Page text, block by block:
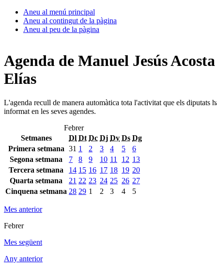
Aneu al menú principal
Aneu al contingut de la pàgina
Aneu al peu de la pàgina
Agenda de Manuel Jesús Acosta
Elías
L'agenda recull de manera automàtica tota l'activitat que els diputats
informat en les seves agendes.
Febrer
Setmanes
Dl Dt Dc Dj Dv Ds Dg
Primera setmana 31 1 2 3 4 5
6
Segona setmana
7 8 9 10 11 12 13
Tercera setmana
14 15 16 17 18 19 20
Quarta setmana
21 22 23 24 25 26 27
Cinquena setmana 28 29 1 2 3 4 5
Mes anterior
Febrer
Mes següent
Any anterior